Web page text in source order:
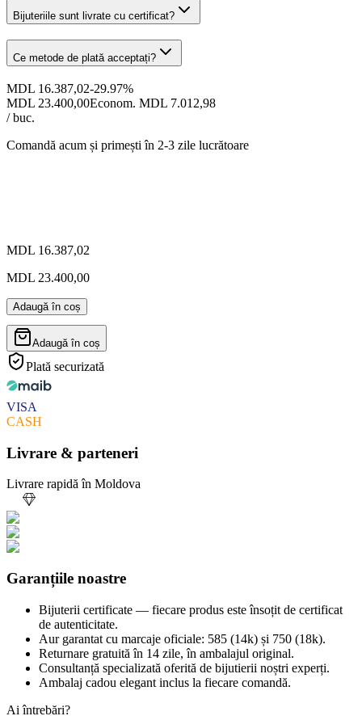
Bijuteriile sunt livrate cu certificat?
Ce metode de plată acceptați?
MDL 16.387,02-29.97%
MDL 23.400,00Econom. MDL 7.012,98
/ buc.
Comandă acum și primești în 2-3 zile lucrătoare
MDL 16.387,02
MDL 23.400,00
Adaugă în coș
Adaugă în coș
Plată securizată
VISA
CASH
Livrare & parteneri
Livrare rapidă în Moldova
Garanțiile noastre
Bijuterii certificate — fiecare produs este însoțit de certificat
de autenticitate.
Aur garantat cu marcaje oficiale: 585 (14k) și 750 (18k).
Returnare gratuită în 14 zile, în ambalajul original.
Consultanță specializată oferită de bijutierii noștri experți.
Ambalaj cadou elegant inclus la fiecare comandă.
Ai întrebări?